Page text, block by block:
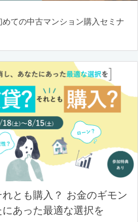
ての中古マンション購入セミナ
とも購入？ お金のギモン
あった最適な選択を